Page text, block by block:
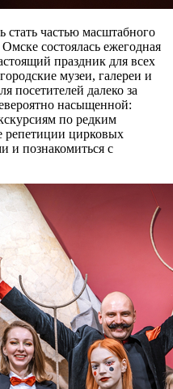
стать частью масштабного
состоялась ежегодная
праздник для всех
музеи, галереи и
посетителей далеко за
насыщенной:
по редким
репетиции цирковых
и познакомиться с